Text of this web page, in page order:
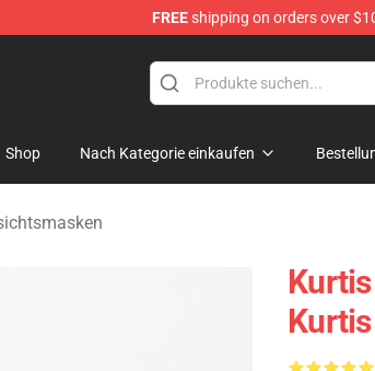
FREEshipping on orders over
Shop
Shop Nach Kategorie einkaufen